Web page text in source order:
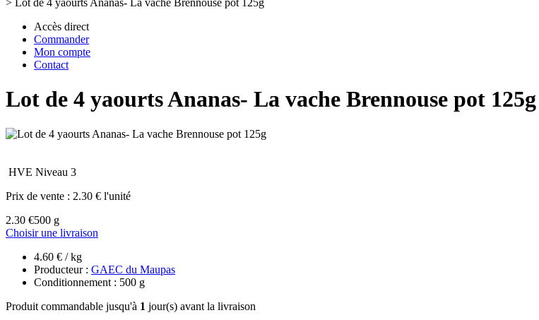
> Lot de 4 yaourts Ananas- La vache Brennouse pot 125g
Accès direct
Commander
Mon compte
Contact
Lot de 4 yaourts Ananas- La vache Brennouse pot 125g
HVE Niveau 3
Prix de vente : 2.30 € l'unité
2.30 €500 g
Choisir une livraison
4.60 € / kg
Producteur : GAEC du Maupas
Conditionnement : 500 g
Produit commandable jusqu'à 1 jour(s) avant la livraison